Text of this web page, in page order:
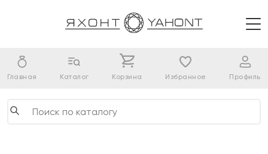
Главная Каталог Корзина Избранное Профиль